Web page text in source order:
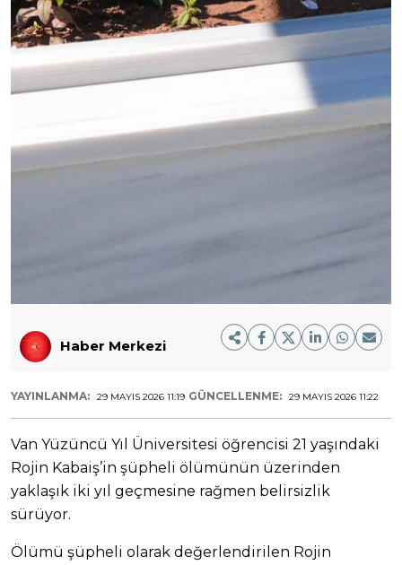
Haber Merkezi
YAYINLANMA: 29 MAYIS 2026 11:19 GÜNCELLENME: 29 MAYIS 2026 11:22
Van Yüzüncü Yıl Üniversitesi öğrencisi 21 yaşındaki
Rojin Kabaiş’in şüpheli ölümünün üzerinden
yaklaşık iki yıl geçmesine rağmen belirsizlik
sürüyor.
Ölümü şüpheli olarak değerlendirilen Rojin